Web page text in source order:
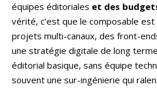
équipes éditoriales et des
vérité, c’est que le composable
projets multi-canaux, des front-
une stratégie digitale de long
éditorial basique, sans équipe
souvent une sur-ingénierie qui